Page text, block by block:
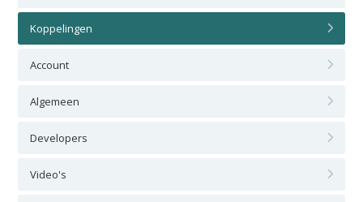
Koppelingen
Account
Algemeen
Developers
Video's